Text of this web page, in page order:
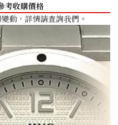
考收購價格
動，詳情請查詢我們。